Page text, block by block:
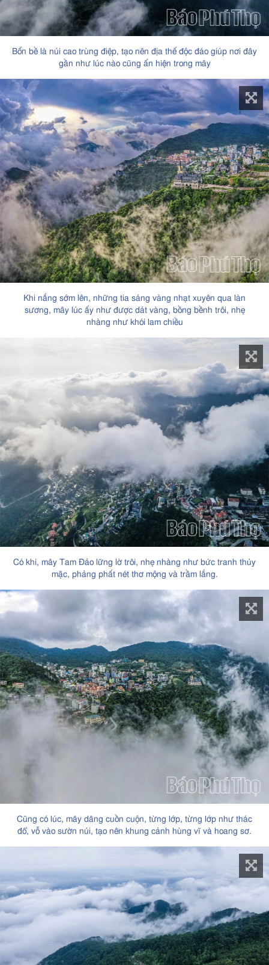
Bốn bề là núi cao trùng điệp, tạo nên địa thế độc đáo giúp nơi đây
gần như lúc nào cũng ẩn hiện trong mây
Khi nắng sớm lên, những tia sáng vàng nhạt xuyên qua làn
sương, mây lúc ấy như được dát vàng, bồng bềnh trôi, nhẹ
nhàng như khói lam chiều
Có khi, mây Tam Đảo lững lờ trôi, nhẹ nhàng như bức tranh thủy
mặc, phảng phất nét thơ mộng và trầm lắng.
Cũng có lúc, mây dâng cuồn cuộn, từng lớp, từng lớp như thác
đổ, vỗ vào sườn núi, tạo nên khung cảnh hùng vĩ và hoang sơ.